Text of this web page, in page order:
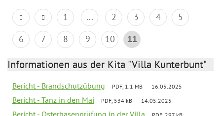
1 ... 2 3 4
5
6
7 8 9 10 11
Informationen aus der Kita "Villa Kunterbunt"
Bericht - Brandschutzübung PDF, 1.1 MB 16.05.2025
Bericht - Tanz in den Mai PDF, 534 kB 14.05.2025
Bericht - Osterhasenprüfung in der Villa